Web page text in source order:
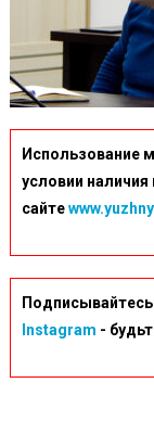
Использование
условии
сайте
Instagram -